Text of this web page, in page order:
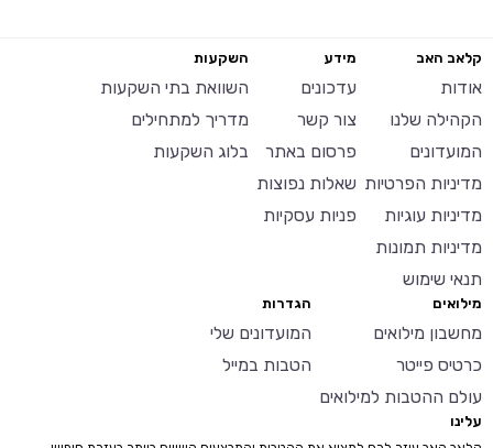
קלאב האב
אודות
הקהילה שלנו
המועדונים
מדיניות הפרטיות
מדיניות עוגיות
מדיניות תמונות
תנאי שימוש
מידע
עדכונים
צור קשר
פרסום באתר
שאלות נפוצות
פניות עסקיות
השקעות
השוואת בתי השקעות
מדריך למתחילים
בלוג השקעות
מילואים
מחשבון מילואים
כרטיס פייטר
עולם ההטבות למילואים
הגדרות
המועדונים שלי
הטבות במייל
עלינו